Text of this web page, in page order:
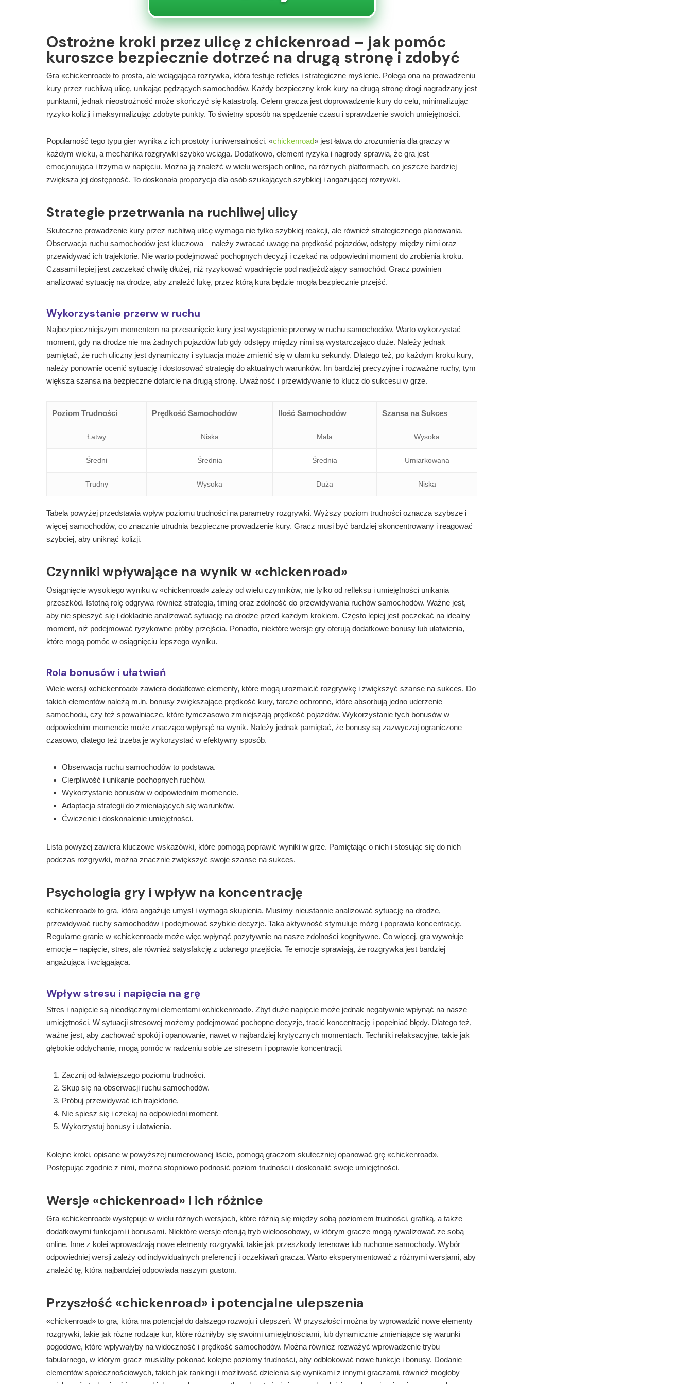
Ostrożne kroki przez ulicę z chickenroad – jak pomóc
kuroszce bezpiecznie dotrzeć na drugą stronę i zdobyć
Gra «chickenroad» to prosta, ale wciągająca rozrywka, która testuje refleks i strategiczne myślenie. Polega ona na prowadzeniu
kury przez ruchliwą ulicę, unikając pędzących samochodów. Każdy bezpieczny krok kury na drugą stronę drogi nagradzany jest
punktami, jednak nieostrożność może skończyć się katastrofą. Celem gracza jest doprowadzenie kury do celu, minimalizując
ryzyko kolizji i maksymalizując zdobyte punkty. To świetny sposób na spędzenie czasu i sprawdzenie swoich umiejętności.
Popularność tego typu gier wynika z ich prostoty i uniwersalności. «chickenroad» jest łatwa do zrozumienia dla graczy w
każdym wieku, a mechanika rozgrywki szybko wciąga. Dodatkowo, element ryzyka i nagrody sprawia, że gra jest
emocjonująca i trzyma w napięciu. Można ją znaleźć w wielu wersjach online, na różnych platformach, co jeszcze bardziej
zwiększa jej dostępność. To doskonała propozycja dla osób szukających szybkiej i angażującej rozrywki.
Strategie przetrwania na ruchliwej ulicy
Skuteczne prowadzenie kury przez ruchliwą ulicę wymaga nie tylko szybkiej reakcji, ale również strategicznego planowania.
Obserwacja ruchu samochodów jest kluczowa – należy zwracać uwagę na prędkość pojazdów, odstępy między nimi oraz
przewidywać ich trajektorie. Nie warto podejmować pochopnych decyzji i czekać na odpowiedni moment do zrobienia kroku.
Czasami lepiej jest zaczekać chwilę dłużej, niż ryzykować wpadnięcie pod nadjeżdżający samochód. Gracz powinien
analizować sytuację na drodze, aby znaleźć lukę, przez którą kura będzie mogła bezpiecznie przejść.
Wykorzystanie przerw w ruchu
Najbezpieczniejszym momentem na przesunięcie kury jest wystąpienie przerwy w ruchu samochodów. Warto wykorzystać
moment, gdy na drodze nie ma żadnych pojazdów lub gdy odstępy między nimi są wystarczająco duże. Należy jednak
pamiętać, że ruch uliczny jest dynamiczny i sytuacja może zmienić się w ułamku sekundy. Dlatego też, po każdym kroku kury,
należy ponownie ocenić sytuację i dostosować strategię do aktualnych warunków. Im bardziej precyzyjne i rozważne ruchy, tym
większa szansa na bezpieczne dotarcie na drugą stronę. Uważność i przewidywanie to klucz do sukcesu w grze.
Poziom Trudności Prędkość Samochodów Ilość Samochodów Szansa na Sukces
Łatwy Niska Mała Wysoka
Średni Średnia Średnia Umiarkowana
Trudny Wysoka Duża Niska
Tabela powyżej przedstawia wpływ poziomu trudności na parametry rozgrywki. Wyższy poziom trudności oznacza szybsze i
więcej samochodów, co znacznie utrudnia bezpieczne prowadzenie kury. Gracz musi być bardziej skoncentrowany i reagować
szybciej, aby uniknąć kolizji.
Czynniki wpływające na wynik w «chickenroad»
Osiągnięcie wysokiego wyniku w «chickenroad» zależy od wielu czynników, nie tylko od refleksu i umiejętności unikania
przeszkód. Istotną rolę odgrywa również strategia, timing oraz zdolność do przewidywania ruchów samochodów. Ważne jest,
aby nie spieszyć się i dokładnie analizować sytuację na drodze przed każdym krokiem. Często lepiej jest poczekać na idealny
moment, niż podejmować ryzykowne próby przejścia. Ponadto, niektóre wersje gry oferują dodatkowe bonusy lub ułatwienia,
które mogą pomóc w osiągnięciu lepszego wyniku.
Rola bonusów i ułatwień
Wiele wersji «chickenroad» zawiera dodatkowe elementy, które mogą urozmaicić rozgrywkę i zwiększyć szanse na sukces. Do
takich elementów należą m.in. bonusy zwiększające prędkość kury, tarcze ochronne, które absorbują jedno uderzenie
samochodu, czy też spowalniacze, które tymczasowo zmniejszają prędkość pojazdów. Wykorzystanie tych bonusów w
odpowiednim momencie może znacząco wpłynąć na wynik. Należy jednak pamiętać, że bonusy są zazwyczaj ograniczone
czasowo, dlatego też trzeba je wykorzystać w efektywny sposób.
Obserwacja ruchu samochodów to podstawa.
Cierpliwość i unikanie pochopnych ruchów.
Wykorzystanie bonusów w odpowiednim momencie.
Adaptacja strategii do zmieniających się warunków.
Ćwiczenie i doskonalenie umiejętności.
Lista powyżej zawiera kluczowe wskazówki, które pomogą poprawić wyniki w grze. Pamiętając o nich i stosując się do nich
podczas rozgrywki, można znacznie zwiększyć swoje szanse na sukces.
Psychologia gry i wpływ na koncentrację
«chickenroad» to gra, która angażuje umysł i wymaga skupienia. Musimy nieustannie analizować sytuację na drodze,
przewidywać ruchy samochodów i podejmować szybkie decyzje. Taka aktywność stymuluje mózg i poprawia koncentrację.
Regularne granie w «chickenroad» może więc wpłynąć pozytywnie na nasze zdolności kognitywne. Co więcej, gra wywołuje
emocje – napięcie, stres, ale również satysfakcję z udanego przejścia. Te emocje sprawiają, że rozgrywka jest bardziej
angażująca i wciągająca.
Wpływ stresu i napięcia na grę
Stres i napięcie są nieodłącznymi elementami «chickenroad». Zbyt duże napięcie może jednak negatywnie wpłynąć na nasze
umiejętności. W sytuacji stresowej możemy podejmować pochopne decyzje, tracić koncentrację i popełniać błędy. Dlatego też,
ważne jest, aby zachować spokój i opanowanie, nawet w najbardziej krytycznych momentach. Techniki relaksacyjne, takie jak
głębokie oddychanie, mogą pomóc w radzeniu sobie ze stresem i poprawie koncentracji.
Zacznij od łatwiejszego poziomu trudności.
Skup się na obserwacji ruchu samochodów.
Próbuj przewidywać ich trajektorie.
Nie spiesz się i czekaj na odpowiedni moment.
Wykorzystuj bonusy i ułatwienia.
Kolejne kroki, opisane w powyższej numerowanej liście, pomogą graczom skuteczniej opanować grę «chickenroad».
Postępując zgodnie z nimi, można stopniowo podnosić poziom trudności i doskonalić swoje umiejętności.
Wersje «chickenroad» i ich różnice
Gra «chickenroad» występuje w wielu różnych wersjach, które różnią się między sobą poziomem trudności, grafiką, a także
dodatkowymi funkcjami i bonusami. Niektóre wersje oferują tryb wieloosobowy, w którym gracze mogą rywalizować ze sobą
online. Inne z kolei wprowadzają nowe elementy rozgrywki, takie jak przeszkody terenowe lub ruchome samochody. Wybór
odpowiedniej wersji zależy od indywidualnych preferencji i oczekiwań gracza. Warto eksperymentować z różnymi wersjami, aby
znaleźć tę, która najbardziej odpowiada naszym gustom.
Przyszłość «chickenroad» i potencjalne ulepszenia
«chickenroad» to gra, która ma potencjał do dalszego rozwoju i ulepszeń. W przyszłości można by wprowadzić nowe elementy
rozgrywki, takie jak różne rodzaje kur, które różniłyby się swoimi umiejętnościami, lub dynamicznie zmieniające się warunki
pogodowe, które wpływałyby na widoczność i prędkość samochodów. Można również rozważyć wprowadzenie trybu
fabularnego, w którym gracz musiałby pokonać kolejne poziomy trudności, aby odblokować nowe funkcje i bonusy. Dodanie
elementów społecznościowych, takich jak rankingi i możliwość dzielenia się wynikami z innymi graczami, również mogłoby